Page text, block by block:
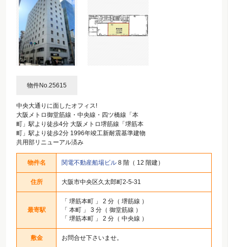
物件No.25615
中央大通りに面したオフィス!
大阪メトロ御堂筋線・中央線・四ツ橋線「本
町」駅より徒歩4分 大阪メトロ堺筋線「堺筋本
町」駅より徒歩2分 1996年竣工新耐震基準建物
共用部リニューアル済み
物件名 関電不動産船場ビル 8 階（ 12 階建）
住所 大阪市中央区久太郎町2-5-31
最寄駅
「 堺筋本町 」 2 分（ 堺筋線 ）
「 本町 」 3 分（ 御堂筋線 ）
「 堺筋本町 」 2 分（ 中央線 ）
敷金 お問合せ下さいませ。